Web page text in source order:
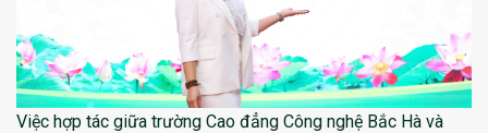
Việc hợp tác giữa trường Cao đẳng Công nghệ Bắc Hà và